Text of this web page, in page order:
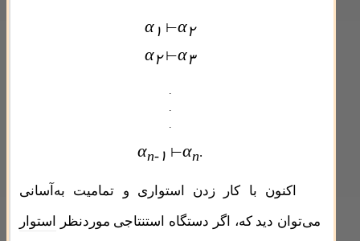
α ۱ ⊢α۲
α۲ ⊢α۳
.
.
αn-۱ ⊢αn.
اکنون با کار زدن استواری و تمامیت به‌آسانی
می‌توان دید که، اگر دستگاه استنتاجی موردنظر استوار